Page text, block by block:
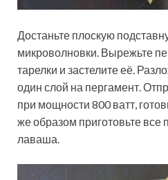
Достаньте плоскую
микроволновки. Вырежьте
тарелки и застелите её.
один слой на пергамент.
при мощности 800 ватт,
же образом приготовьте все
лаваша.